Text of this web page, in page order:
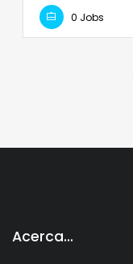
0 Jobs
Acerca…